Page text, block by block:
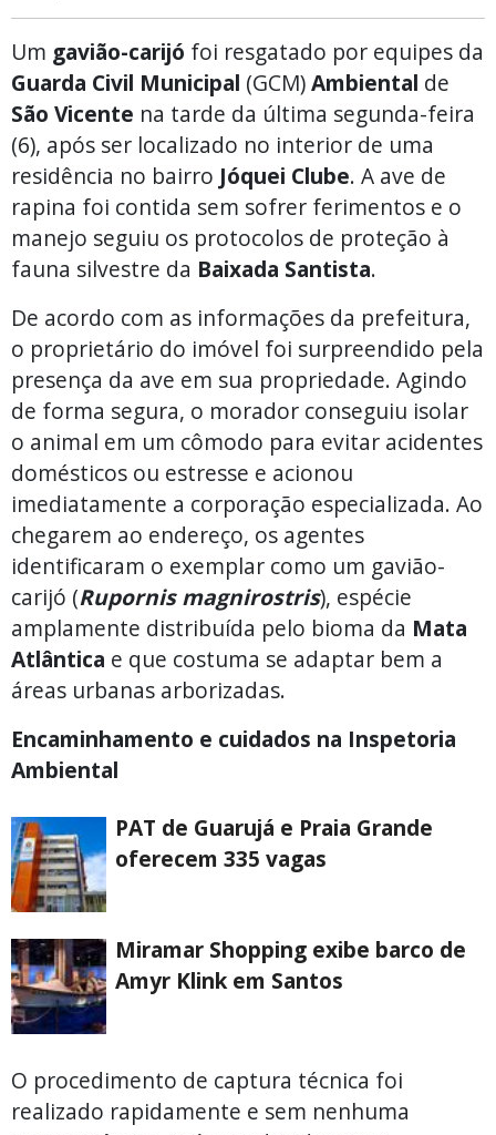
Um gavião-carijó foi resgatado por equipes da
Guarda Civil Municipal (GCM)Ambiental de
São Vicente na tarde da última segunda-feira
(6), após ser localizado no interior de uma
residência no bairro Jóquei Clube. A ave de
rapina foi contida sem sofrer ferimentos e o
manejo seguiu os protocolos de proteção à
fauna silvestre da Baixada Santista.
De acordo com as informações da prefeitura,
o proprietário do imóvel foi surpreendido pela
presença da ave em sua propriedade. Agindo
de forma segura, o morador conseguiu isolar
o animal em um cômodo para evitar acidentes
domésticos ou estresse e acionou
imediatamente a corporação especializada. Ao
chegarem ao endereço, os agentes
identificaram o exemplar como um gavião-
carijó (Rupornis magnirostris), espécie
amplamente distribuída pelo bioma da Mata
Atlântica e que costuma se adaptar bem a
áreas urbanas arborizadas.
Encaminhamento e cuidados na Inspetoria
Ambiental
PAT de Guarujá e Praia Grande
oferecem 335 vagas
Miramar Shopping exibe barco de
Amyr Klink em Santos
O procedimento de captura técnica foi
realizado rapidamente e sem nenhuma